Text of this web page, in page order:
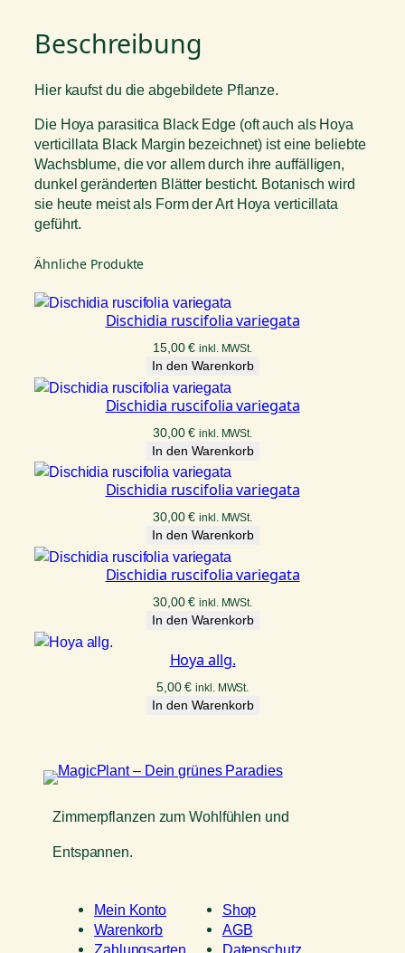
Beschreibung
Hier kaufst du die abgebildete Pflanze.
Die Hoya parasitica Black Edge (oft auch als Hoya
verticillata Black Margin bezeichnet) ist eine beliebte
Wachsblume, die vor allem durch ihre auffälligen,
dunkel geränderten Blätter besticht. Botanisch wird
sie heute meist als Form der Art Hoya verticillata
geführt.
Ähnliche Produkte
Dischidia ruscifolia variegata
15,00€ inkl. MWSt.
In den Warenkorb
Dischidia ruscifolia variegata
30,00€ inkl. MWSt.
In den Warenkorb
Dischidia ruscifolia variegata
30,00€ inkl. MWSt.
In den Warenkorb
Dischidia ruscifolia variegata
30,00€ inkl. MWSt.
In den Warenkorb
Hoya allg.
5,00€ inkl. MWSt.
In den Warenkorb
Zimmerpflanzen zum Wohlfühlen und
Entspannen.
Mein Konto
Warenkorb
Zahlungsarten
Shop
AGB
Datenschutz